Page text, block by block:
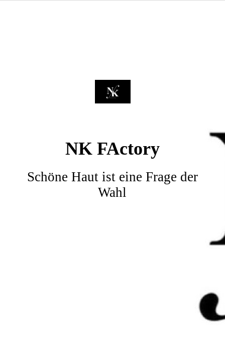
NK FActory
Schöne Haut ist eine Frage der
Wahl